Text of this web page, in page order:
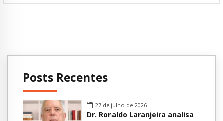
Posts Recentes
27 de julho de 2026
Dr. Ronaldo Laranjeira analisa